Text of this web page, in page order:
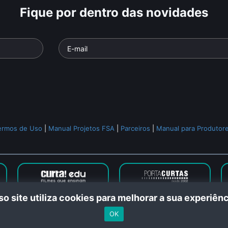
1935, O Assalto ao
Poder (versão longa-
Apogeu
Camaradas!
Fique por dentro das novidades
de Uso Manual Projetos FSA Parceiros Manual para
Curta © 2024. Todos os direitos reservados. Feito com no Rio de
site utiliza cookies para melhorar a sua
OK